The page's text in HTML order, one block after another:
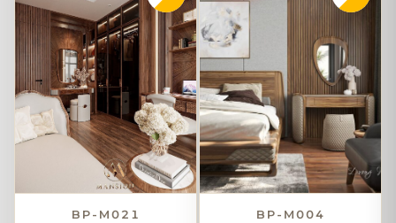
BP-M021
BP-M004